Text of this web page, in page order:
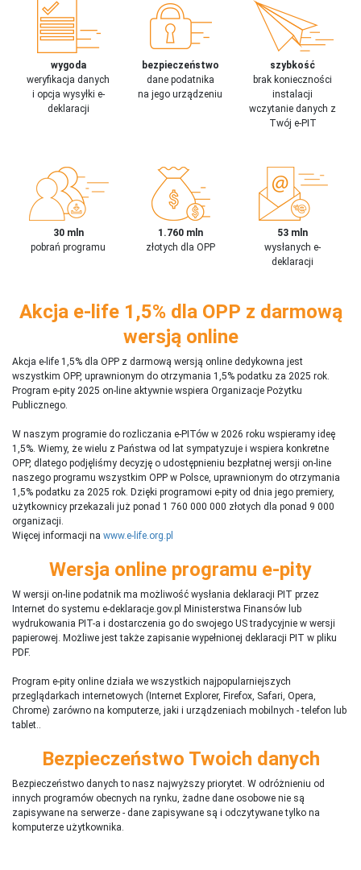
wygoda
weryfikacja danych
i opcja wysyłki e-
deklaracji
bezpieczeństwo
dane podatnika
na jego urządzeniu
szybkość
brak konieczności
instalacji
wczytanie danych z
Twój e-PIT
30 mln
pobrań programu
1.760 mln
złotych dla OPP
53 mln
wysłanych e-
deklaracji
Akcja e-life 1,5% dla OPP z darmową
wersją online
Akcja e-life 1,5% dla OPP z darmową wersją online dedykowna jest
wszystkim OPP, uprawnionym do otrzymania 1,5% podatku za 2025 rok.
Program e-pity 2025 on-line aktywnie wspiera Organizacje Pożytku
Publicznego.
W naszym programie do rozliczania e-PITów w 2026 roku wspieramy ideę
1,5%. Wiemy, że wielu z Państwa od lat sympatyzuje i wspiera konkretne
OPP, dlatego podjęliśmy decyzję o udostępnieniu bezpłatnej wersji on-line
naszego programu wszystkim OPP w Polsce, uprawnionym do otrzymania
1,5% podatku za 2025 rok. Dzięki programowi e-pity od dnia jego premiery,
użytkownicy przekazali już ponad 1 760 000 000 złotych dla ponad 9 000
organizacji.
Więcej informacji na www.e-life.org.pl
Wersja online programu e-pity
W wersji on-line podatnik ma możliwość wysłania deklaracji PIT przez
Internet do systemu e-deklaracje.gov.pl Ministerstwa Finansów lub
wydrukowania PIT-a i dostarczenia go do swojego US tradycyjnie w wersji
papierowej. Możliwe jest także zapisanie wypełnionej deklaracji PIT w pliku
PDF.
Program e-pity online działa we wszystkich najpopularniejszych
przeglądarkach internetowych (Internet Explorer, Firefox, Safari, Opera,
Chrome) zarówno na komputerze, jaki i urządzeniach mobilnych - telefon lub
tablet..
Bezpieczeństwo Twoich danych
Bezpieczeństwo danych to nasz najwyższy priorytet. W odróżnieniu od
innych programów obecnych na rynku, żadne dane osobowe nie są
zapisywane na serwerze - dane zapisywane są i odczytywane tylko na
komputerze użytkownika.